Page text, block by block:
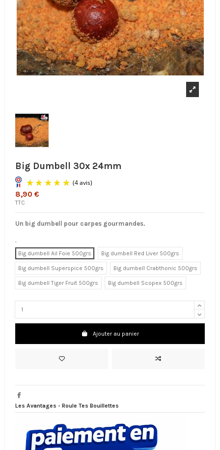
Big Dumbell 30x 24mm
(4 avis)
8,90 €
TTC
Un big dumbell pour carpes gourmandes.
.
Big dumbell Ail Foie 500grs
Big dumbell Red Liver 500grs
Big dumbell Superspice 500grs Big dumbell Crabthonic 500grs
Big dumbell Tiger Fruit 500grs Big dumbell Scopex 500grs
Ajouter au panier
Les Avantages - Roule Tes Bouillettes